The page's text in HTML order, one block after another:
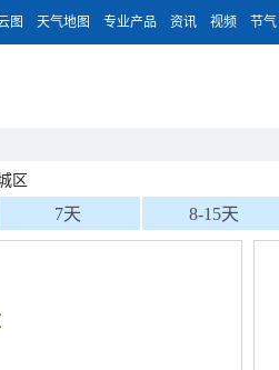
图 天气地图 专业产品 资讯 视频 节气
区
7天 8-15天